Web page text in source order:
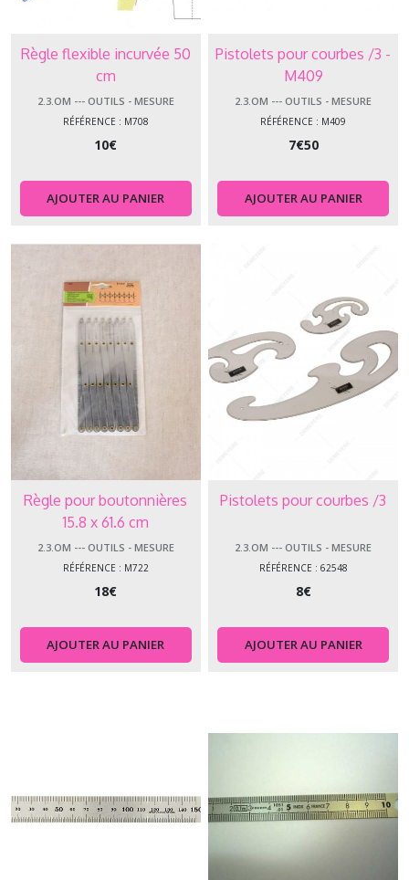
Règle flexible incurvée 50
cm
2.3.OM --- OUTILS - MESURE
RÉFÉRENCE : M708
10€
AJOUTER AU PANIER
Pistolets pour courbes /3 -
M409
2.3.OM --- OUTILS - MESURE
RÉFÉRENCE : M409
7€50
AJOUTER AU PANIER
Règle pour boutonnières
15.8 x 61.6 cm
2.3.OM --- OUTILS - MESURE
RÉFÉRENCE : M722
18€
AJOUTER AU PANIER
Pistolets pour courbes /3
2.3.OM --- OUTILS - MESURE
RÉFÉRENCE : 62548
8€
AJOUTER AU PANIER